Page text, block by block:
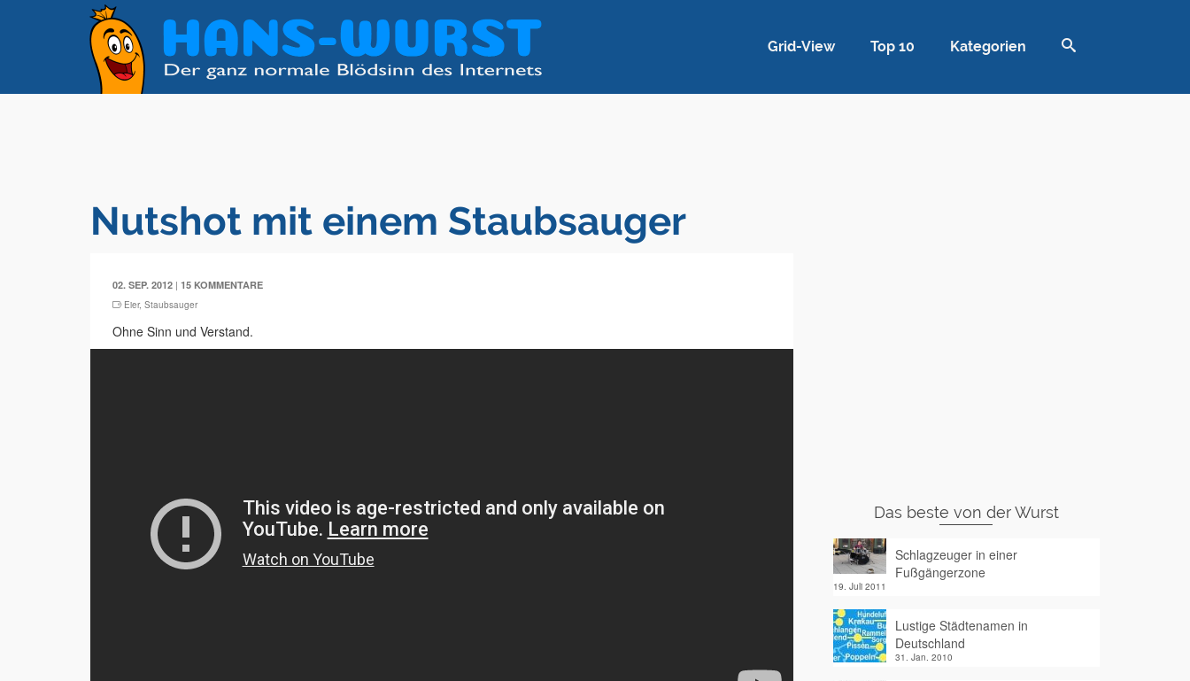
Grid-View Top 10 Kategorien
Nutshot mit einem Staubsauger
02. SEP. 2012 | 15 KOMMENTARE
Eier, Staubsauger
Ohne Sinn und Verstand.
Das beste von der Wurst
Schlagzeuger in einer
Fußgängerzone
19. Juli 2011
Lustige Städtenamen in
Deutschland
31. Jan. 2010